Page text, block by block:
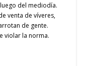
del mediodía.
venta de víveres,
de gente.
violar la norma.